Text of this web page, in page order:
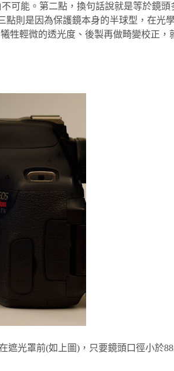
可能。第二點，換句話說就是等於鏡頭
點則是因為保護鏡本身的半球型，在光
牲輕微的透光度、後製再做畸變校正，
遮光罩前(如上圖)，只要鏡頭口徑小於